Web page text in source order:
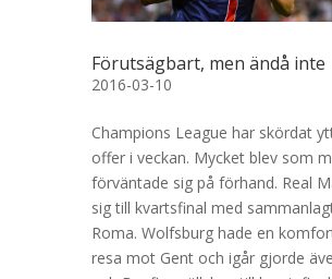
Förutsägbart, men ändå inte
2016-03-10
Champions League har skördat
offer i veckan. Mycket blev som
förväntade sig på förhand. Real
sig till kvartsfinal med
Roma. Wolfsburg hade en
resa mot Gent och igår gjorde